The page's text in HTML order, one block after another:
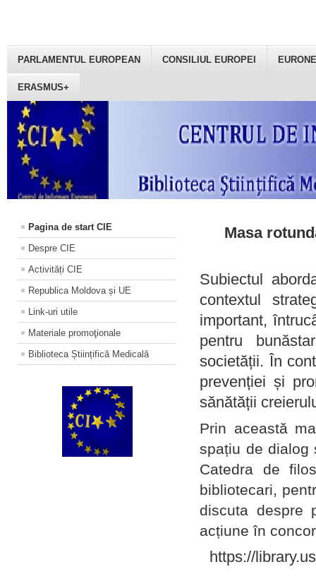
PARLAMENTUL EUROPEAN CONSILIUL EUROPEI
ERASMUS+
Pagina de start CIE
Despre CIE
Activități CIE
Republica Moldova și UE
Link-uri utile
Materiale promoţionale
Biblioteca Științifică Medicală
Masa
Subiectul
contextul
important,
pentru
societății. În
prevenției și
sănătății
Prin această
spațiu de dialog
Catedra de
bibliotecari,
discuta despre
acțiune în
https://